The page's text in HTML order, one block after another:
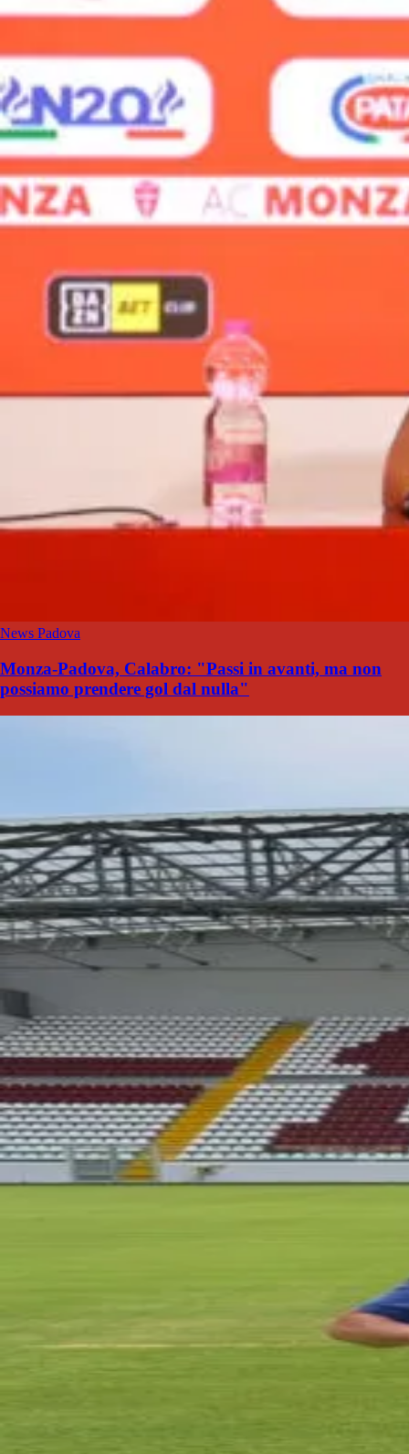
News Padova
Monza-Padova, Calabro: "Passi in avanti, ma non
possiamo prendere gol dal nulla"